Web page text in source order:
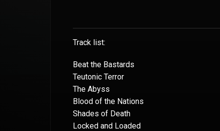
Track list:
Beat the Bastards
Teutonic Terror
The Abyss
Blood of the Nations
Shades of Death
Locked and Loaded